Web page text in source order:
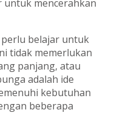
untuk mencerahkan
belajar untuk
tidak memerlukan
panjang, atau
adalah ide
kebutuhan
beberapa